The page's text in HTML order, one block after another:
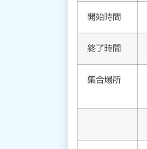
開始時間
終了時間
集合場所